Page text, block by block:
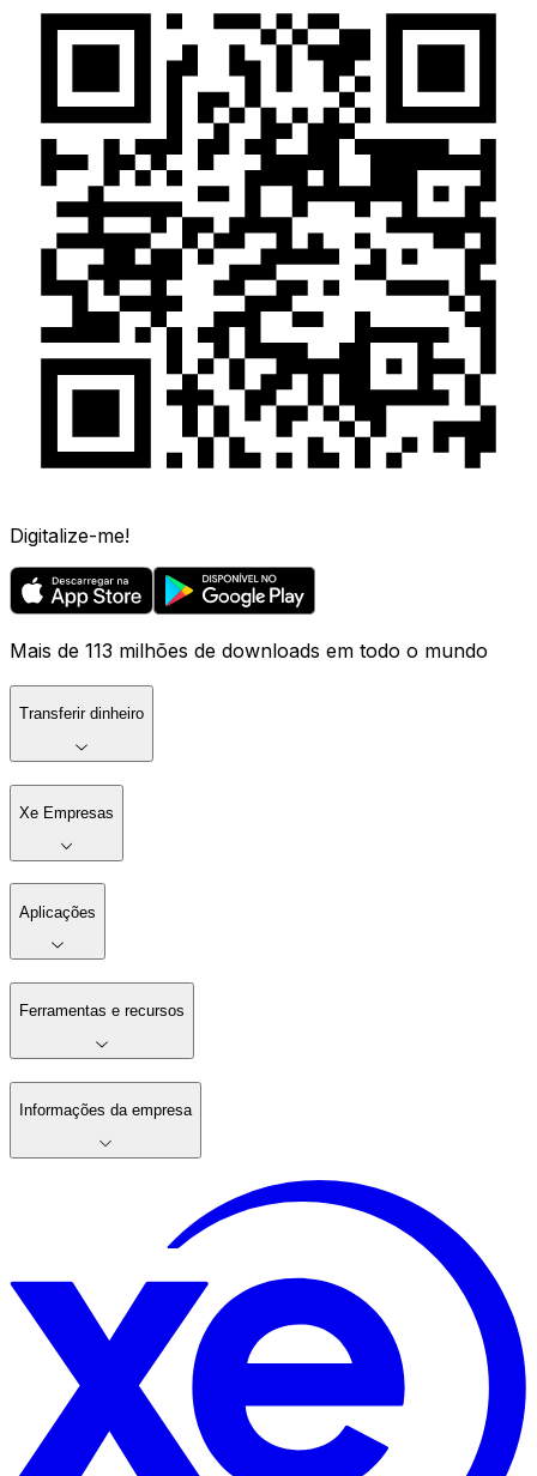
Digitalize-me!
Mais de 113 milhões de downloads em todo o mundo
Transferir dinheiro
Xe Empresas
Aplicações
Ferramentas e recursos
Informações da empresa